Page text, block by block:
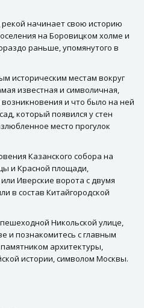
рекой начинает свою историю
на Боровицком холме и
раньше, упомянутого в
историческим местам вокруг
известная и символичная,
и что было на ней
который появился у стен
место прогулок
Казанского собора на
и Красной площади,
Иверские ворота с двумя
в состав Китайгородской
Никольской улице,
и познакомитесь с главным
архитектуры,
истории, символом Москвы.